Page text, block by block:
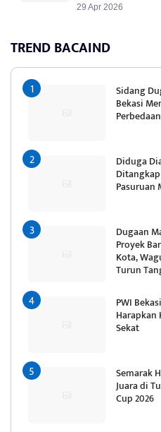
29 Apr 2026
TREND BACAIND
Sidang
Bekasi
Diduga
Ditangkap
Pasuruan
Dugaan
Proyek
Kota,
Turun
PWI
Harapkan
Sekat
Semarak
Juara di
Cup 2026